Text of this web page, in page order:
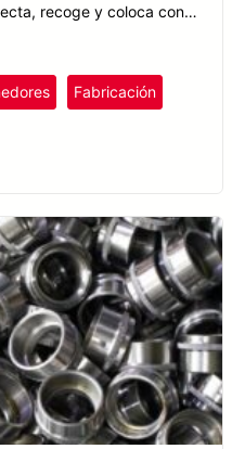
recoge y coloca con
rapidez, precisión y
Fabricación